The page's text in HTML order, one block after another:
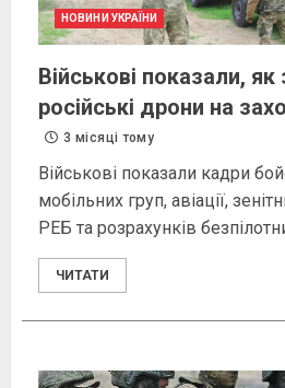
НОВИНИ УКРАЇНИ
Військові показали,
російські дрони на
3 місяці тому
Військові показали кадри
мобільних груп, авіації,
РЕБ та розрахунків
ЧИТАТИ